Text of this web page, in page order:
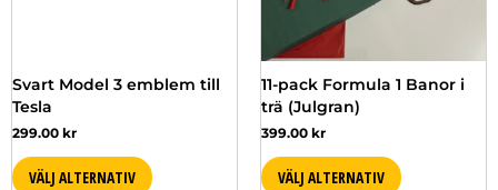
Svart Model 3 emblem till
Tesla
299.00 kr
VÄLJ ALTERNATIV
11-pack Formula 1 Banor i
trä (Julgran)
399.00 kr
VÄLJ ALTERNATIV